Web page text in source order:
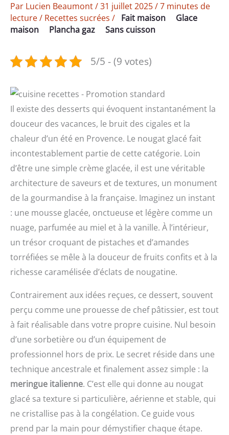
Par Lucien Beaumont/31 juillet 2025/7 minutes de
lecture/ Recettes sucrées / Fait maison
Glace
maison
Plancha gaz Sans cuisson
5/5 - (9 votes)
Il existe des desserts qui évoquent instantanément la
douceur des vacances, le bruit des cigales et la
chaleur d’un été en Provence. Le nougat glacé fait
incontestablement partie de cette catégorie. Loin
d’être une simple crème glacée, il est une véritable
architecture de saveurs et de textures, un monument
de la gourmandise à la française. Imaginez un instant
: une mousse glacée, onctueuse et légère comme un
nuage, parfumée au miel et à la vanille. À l’intérieur,
un trésor croquant de pistaches et d’amandes
torréfiées se mêle à la douceur de fruits confits et à la
richesse caramélisée d’éclats de nougatine.
Contrairement aux idées reçues, ce dessert, souvent
perçu comme une prouesse de chef pâtissier, est tout
à fait réalisable dans votre propre cuisine. Nul besoin
d’une sorbetière ou d’un équipement de
professionnel hors de prix. Le secret réside dans une
technique ancestrale et finalement assez simple : la
meringue italienne. C’est elle qui donne au nougat
glacé sa texture si particulière, aérienne et stable, qui
ne cristallise pas à la congélation. Ce guide vous
prend par la main pour démystifier chaque étape.